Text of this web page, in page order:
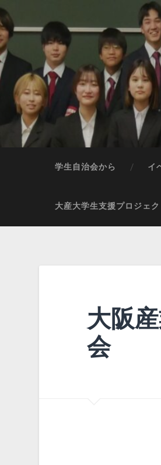
学生自治会から イ
大産大学生支援プロジェク
大阪
会